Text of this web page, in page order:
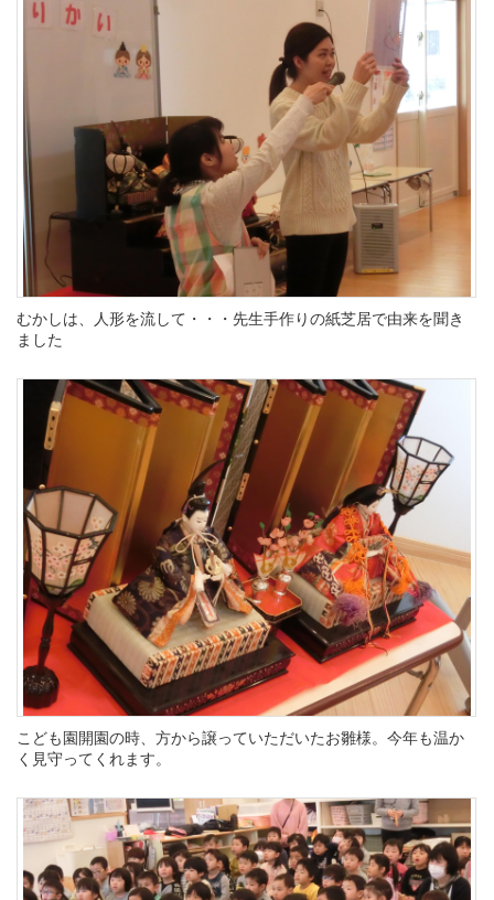
むかしは、人形を流して・・・先生手作りの紙芝居で由来を聞き
ました
こども園開園の時、方から譲っていただいたお雛様。今年も温か
く見守ってくれます。